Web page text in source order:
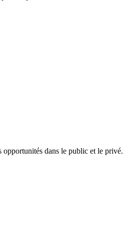
opportunités dans le public et le privé.